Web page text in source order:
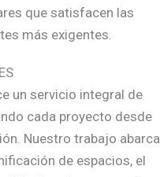
que satisfacen las
más exigentes.
un servicio integral de
cada proyecto desde
Nuestro trabajo abarca
de espacios, el